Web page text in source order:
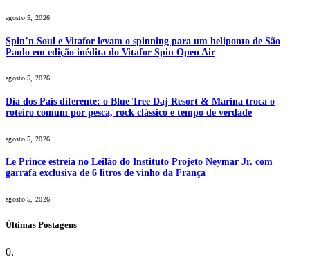
agosto 5, 2026
Spin’n Soul e Vitafor levam o spinning para um heliponto de São
Paulo em edição inédita do Vitafor Spin Open Air
agosto 5, 2026
Dia dos Pais diferente: o Blue Tree Daj Resort & Marina troca o
roteiro comum por pesca, rock clássico e tempo de verdade
agosto 5, 2026
Le Prince estreia no Leilão do Instituto Projeto Neymar Jr. com
garrafa exclusiva de 6 litros de vinho da França
agosto 5, 2026
Últimas Postagens